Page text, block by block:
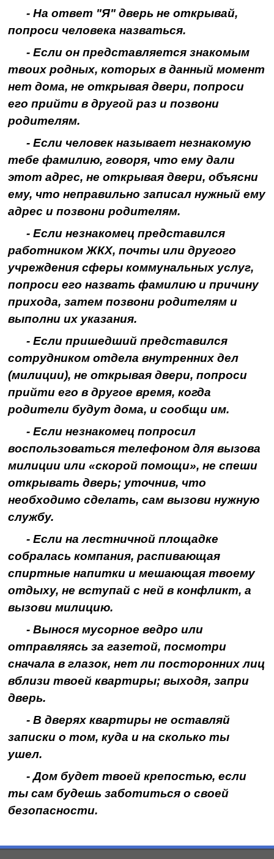
- На ответ "Я" дверь не открывай,
попроси человека назваться.
- Если он представляется знакомым
твоих родных, которых в данный момент
нет дома, не открывая двери, попроси
его прийти в другой раз и позвони
родителям.
- Если человек называет незнакомую
тебе фамилию, говоря, что ему дали
этот адрес, не открывая двери, объясни
ему, что неправильно записал нужный ему
адрес и позвони родителям.
- Если незнакомец представился
работником ЖКХ, почты или другого
учреждения сферы коммунальных услуг,
попроси его назвать фамилию и причину
прихода, затем позвони родителям и
выполни их указания.
- Если пришедший представился
сотрудником отдела внутренних дел
(милиции), не открывая двери, попроси
прийти его в другое время, когда
родители будут дома, и сообщи им.
- Если незнакомец попросил
воспользоваться телефоном для вызова
милиции или «скорой помощи», не спеши
открывать дверь; уточнив, что
необходимо сделать, сам вызови нужную
службу.
- Если на лестничной площадке
собралась компания, распивающая
спиртные напитки и мешающая твоему
отдыху, не вступай с ней в конфликт, а
вызови милицию.
- Вынося мусорное ведро или
отправляясь за газетой, посмотри
сначала в глазок, нет ли посторонних лиц
вблизи твоей квартиры; выходя, запри
дверь.
- В дверях квартиры не оставляй
записки о том, куда и на сколько ты
ушел.
- Дом будет твоей крепостью, если
ты сам будешь заботиться о своей
безопасности.